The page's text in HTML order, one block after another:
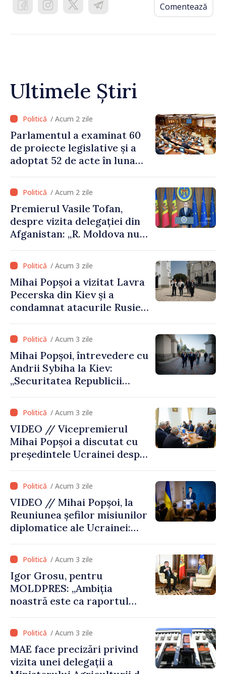
Comentează
Ultimele Știri
/ Acum 2 zile
Parlamentul a examinat 60
de proiecte legislative și a
adoptat 52 de acte în luna
/ Acum 2 zile
Premierul Vasile Tofan,
despre vizita delegației din
Afganistan: „R. Moldova nu
talibană. Aprobarea acestei
vizite a fost o eroare de
evaluare și de coordonare
instituțională”
/ Acum 3 zile
Mihai Popșoi a vizitat Lavra
Pecerska din Kiev și a
condamnat atacurile Rusiei
cultural al Ucrainei
/ Acum 3 zile
Mihai Popșoi, întrevedere cu
Andrii Sybiha la Kiev:
„Securitatea Republicii
de securitatea Ucrainei”
/ Acum 3 zile
VIDEO // Vicepremierul
Mihai Popșoi a discutat cu
președintele Ucrainei despre
hidrologice din bazinul
râului Nistru și proiecte
comune în infrastructură și
energie
/ Acum 3 zile
VIDEO // Mihai Popșoi, la
Reuniunea șefilor misiunilor
diplomatice ale Ucrainei:
alegerea. Ne-am alăturat
Ucrainei”/ Acum 3 zile
Igor Grosu, pentru
MOLDPRES: „Ambiția
noastră este ca raportul
an să fie și mai bun”
/ Acum 3 zile
MAE face precizări privind
vizita unei delegații a